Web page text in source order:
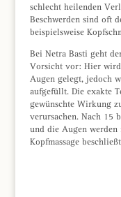
schlecht heilenden
Beschwerden sind oft
beispielsweise
Bei Netra Basti geht
Vorsicht vor: Hier wird
Augen gelegt, jedoch
aufgefüllt. Die exakte
gewünschte Wirkung
verursachen. Nach 15
und die Augen werden
Kopfmassage